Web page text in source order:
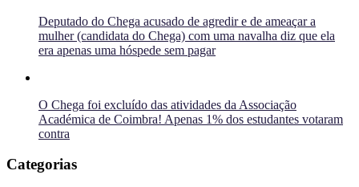
Deputado do Chega acusado de agredir e de ameaçar a
mulher (candidata do Chega) com uma navalha diz que ela
era apenas uma hóspede sem pagar
O Chega foi excluído das atividades da Associação
Académica de Coimbra! Apenas 1% dos estudantes votaram
contra
Categorias